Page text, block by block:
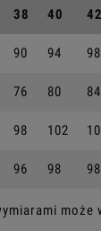
38 40 42
90 94 98
76 80 84
98 102
96 98 98
może